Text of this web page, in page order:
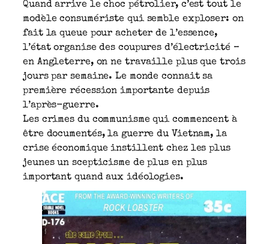
Quand arrive le choc pétrolier, c’est tout le
modèle consumériste qui semble exploser: on
fait la queue pour acheter de l’essence,
l’état organise des coupures d’électricité –
en Angleterre, on ne travaille plus que trois
jours par semaine. Le monde connait sa
première récession importante depuis
l’après-guerre.
Les crimes du communisme qui commencent à
être documentés, la guerre du Vietnam, la
crise économique instillent chez les plus
jeunes un scepticisme de plus en plus
important quand aux idéologies.